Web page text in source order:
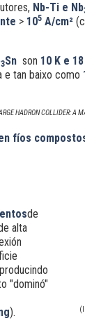
Nb-Ti e Nb
> 105A/cm²
3Snson 10 K e
tan baixo como
HADRON COLLIDER: A
fíos
de
alta
"dominó"
).